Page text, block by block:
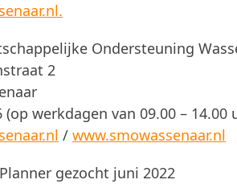
Ondersteuning
2
(op werkdagen van 09.00 – 14.00
/ www.smowassenaar.nl